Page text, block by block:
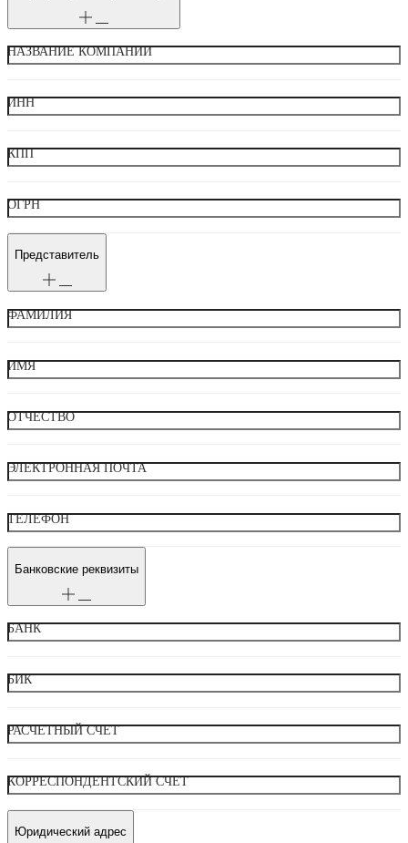
НАЗВАНИЕ КОМПАНИИ
ИНН
КПП
ОГРН
Представитель
ФАМИЛИЯ
ИМЯ
ОТЧЕСТВО
ЭЛЕКТРОННАЯ ПОЧТА
ТЕЛЕФОН
Банковские реквизиты
БАНК
БИК
РАСЧЕТНЫЙ СЧЕТ
КОРРЕСПОНДЕНТСКИЙ СЧЕТ
Юридический адрес